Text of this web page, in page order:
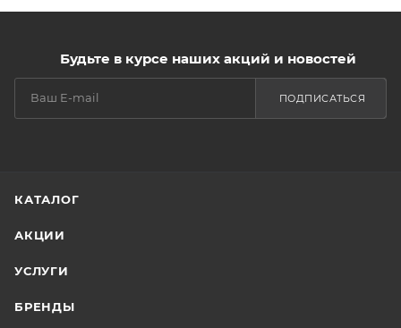
Будьте в курсе наших акций и новостей
ПОДПИСАТЬСЯ
КАТАЛОГ
АКЦИИ
УСЛУГИ
БРЕНДЫ